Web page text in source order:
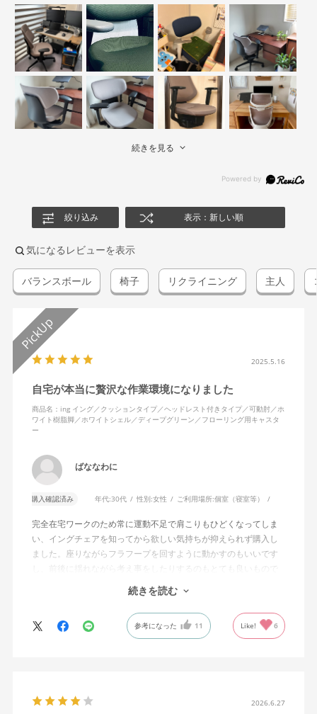
続きを見る
絞り込み 表示：新しい順
気になるレビューを表示
バランスボール 椅子 リクライニング 主人
2025.5.16
自宅が本当に贅沢な作業環境になりました
商品名：ing イング／クッションタイプ／ヘッドレスト付きタイプ／可動肘／ホ
ワイト樹脂脚／ホワイトシェル／ディープグリーン／フローリング用キャスタ
ー
ばななわに
購入確認済み 年代:30代 性別:女性 ご利用場所:個室（寝室等）
完全在宅ワークのため常に運動不足で肩こりもひどくなってしま
い、イングチェアを知ってから欲しい気持ちが抑えられず購入し
ました。座りながらフラフープを回すように動かすのもいいです
し、前後に揺れながら考え事をしたりするのもとても良いもので
す。カチャカチャ音が鳴るわけではないのですが、オフィスで揺
れてばっかだと怒られそうですが、自宅なら何も気にせずに使え
特に前後に揺らす時にヘッドレストありで購入して良かったと思
えます。揺れを止める機能もちゃんとあります。
続きを読む
参考になった 11 Like! 6
2026.6.27